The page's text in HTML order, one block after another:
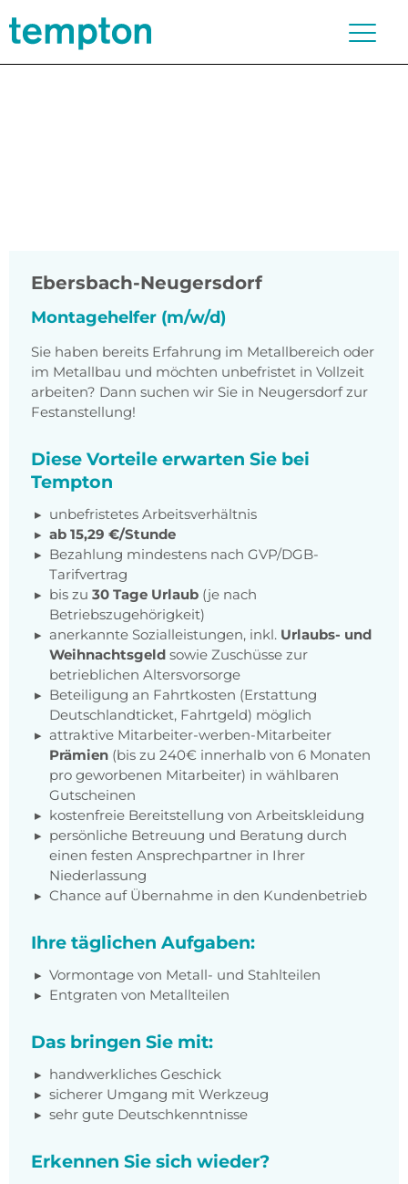
Ebersbach-Neugersdorf
Montagehelfer (m/w/d)
Sie haben bereits Erfahrung im Metallbereich oder
im Metallbau und möchten unbefristet in Vollzeit
arbeiten? Dann suchen wir Sie in Neugersdorf zur
Festanstellung!
Diese Vorteile erwarten Sie bei
Tempton
unbefristetes Arbeitsverhältnis
ab 15,29 €/Stunde
Bezahlung mindestens nach GVP/DGB-
Tarifvertrag
bis zu 30 Tage Urlaub (je nach
Betriebszugehörigkeit)
anerkannte Sozialleistungen, inkl. Urlaubs- und
Weihnachtsgeld sowie Zuschüsse zur
betrieblichen Altersvorsorge
Beteiligung an Fahrtkosten (Erstattung
Deutschlandticket, Fahrtgeld) möglich
attraktive Mitarbeiter-werben-Mitarbeiter
Prämien (bis zu 240€ innerhalb von 6 Monaten
pro geworbenen Mitarbeiter) in wählbaren
Gutscheinen
kostenfreie Bereitstellung von Arbeitskleidung
persönliche Betreuung und Beratung durch
einen festen Ansprechpartner in Ihrer
Niederlassung
Chance auf Übernahme in den Kundenbetrieb
Ihre täglichen Aufgaben:
Vormontage von Metall- und Stahlteilen
Entgraten von Metallteilen
Das bringen Sie mit:
handwerkliches Geschick
sicherer Umgang mit Werkzeug
sehr gute Deutschkenntnisse
Erkennen Sie sich wieder?